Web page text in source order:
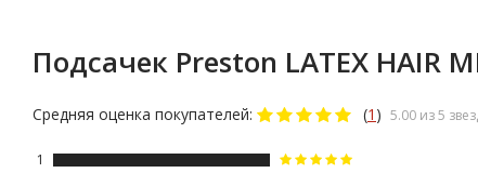
Подсачек Preston LATEX HAIR
Средняя оценка покупателей: (1 ) 5.00 из 5
1